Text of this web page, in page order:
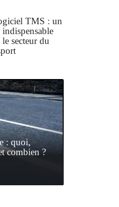
TMS : un
le secteur du
: quoi,
combien ?